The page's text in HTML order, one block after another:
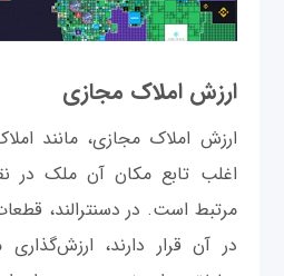
ارزش املاک مجازی
ارزش املاک مجازی، مانند
اغلب تابع مکان آن ملک در
مرتبط است. در دسنترالند،
در آن قرار دارند،